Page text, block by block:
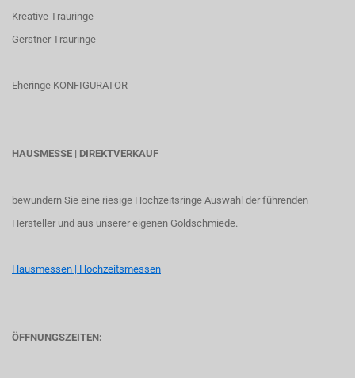
Kreative Trauringe
Gerstner Trauringe
Eheringe KONFIGURATOR
HAUSMESSE | DIREKTVERKAUF
bewundern Sie eine riesige Hochzeitsringe Auswahl der führenden
Hersteller und aus unserer eigenen Goldschmiede.
Hausmessen | Hochzeitsmessen
ÖFFNUNGSZEITEN: